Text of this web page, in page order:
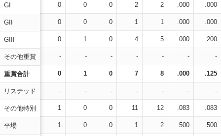
GI
GII
GIII
その他重賞
重賞合計
リステッド
その他特別
平場
0 0 0 2 2 .000 .000
0 0 0 1 1 .000 .000
0 1 0 4 5 .000 .200
- - - - - - -
0 1 0 7 8 .000 .125
- - - - - - -
1 0 0 11 12 .083 .083
1 0 0 1 2 .500 .500